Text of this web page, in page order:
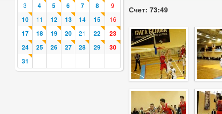
3
4 5 6 7 8 9
10 11 12 13 14 15 16
17 18 19 20 21 22
23
24
25 26 27 28 29
30
31
Счет: 73:49